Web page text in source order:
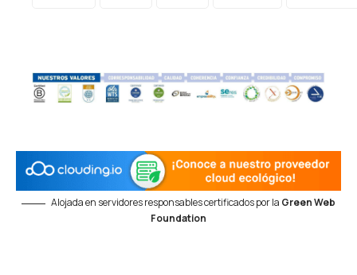
Alojada en servidores responsables certificados por la Green Web
Foundation